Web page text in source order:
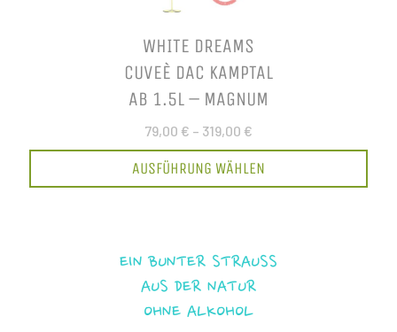
WHITE DREAMS
CUVEÈ DAC KAMPTAL
AB 1.5L – MAGNUM
79,00 € – 319,00 €
AUSFÜHRUNG WÄHLEN
EIN BUNTER STRAUSS
AUS DER NATUR
OHNE ALKOHOL